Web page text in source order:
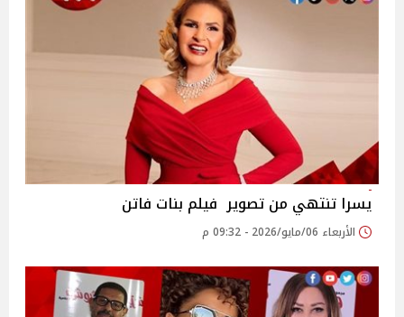
يسرا تنتهي من تصوير فيلم بنات فاتن
الأربعاء 06/مايو/2026 - 09:32 م